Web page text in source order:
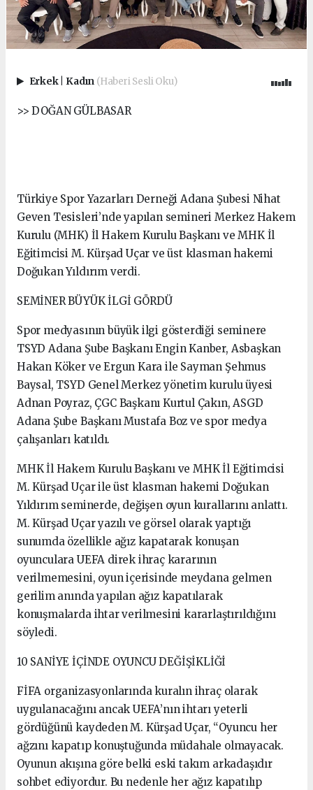
Erkek Kadın (Haberi Sesli Oku)
>> DOĞAN GÜLBASAR
Türkiye Spor Yazarları Derneği Adana Şubesi Nihat
Geven Tesisleri’nde yapılan semineri Merkez Hakem
Kurulu (MHK) İl Hakem Kurulu Başkanı ve MHK İl
Eğitimcisi M. Kürşad Uçar ve üst klasman hakemi
Doğukan Yıldırım verdi.
SEMİNER BÜYÜK İLGİ GÖRDÜ
Spor medyasının büyük ilgi gösterdiği seminere
TSYD Adana Şube Başkanı Engin Kanber, Asbaşkan
Hakan Köker ve Ergun Kara ile Sayman Şehmus
Baysal, TSYD Genel Merkez yönetim kurulu üyesi
Adnan Poyraz, ÇGC Başkanı Kurtul Çakın, ASGD
Adana Şube Başkanı Mustafa Boz ve spor medya
çalışanları katıldı.
MHK İl Hakem Kurulu Başkanı ve MHK İl Eğitimcisi
M. Kürşad Uçar ile üst klasman hakemi Doğukan
Yıldırım seminerde, değişen oyun kurallarını anlattı.
M. Kürşad Uçar yazılı ve görsel olarak yaptığı
sunumda özellikle ağız kapatarak konuşan
oyunculara UEFA direk ihraç kararının
verilmemesini, oyun içerisinde meydana gelmen
gerilim anında yapılan ağız kapatılarak
konuşmalarda ihtar verilmesini kararlaştırıldığını
söyledi.
10 SANİYE İÇİNDE OYUNCU DEĞİŞİKLİĞİ
FİFA organizasyonlarında kuralın ihraç olarak
uygulanacağını ancak UEFA’nın ihtarı yeterli
gördüğünü kaydeden M. Kürşad Uçar, “Oyuncu her
ağzını kapatıp konuştuğunda müdahale olmayacak.
Oyunun akışına göre belki eski takım arkadaşıdır
sohbet ediyordur. Bu nedenle her ağız kapatılıp